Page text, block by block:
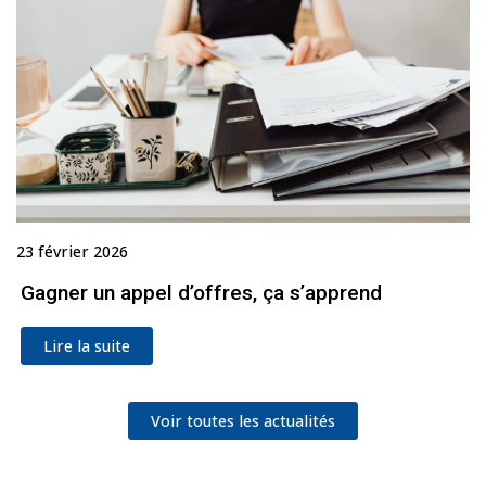
23 février 2026
Gagner un appel d’offres, ça s’apprend
Lire la suite
Voir toutes les actualités